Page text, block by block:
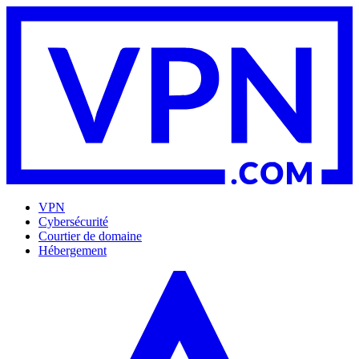
VPN
Cybersécurité
Courtier de domaine
Hébergement